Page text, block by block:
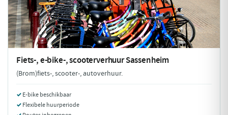
Fiets-, e-bike-, scooterverhuurSassenheim
(Brom)fiets-, scooter-, autoverhuur.
E-bike beschikbaar
Flexibele huurperiode